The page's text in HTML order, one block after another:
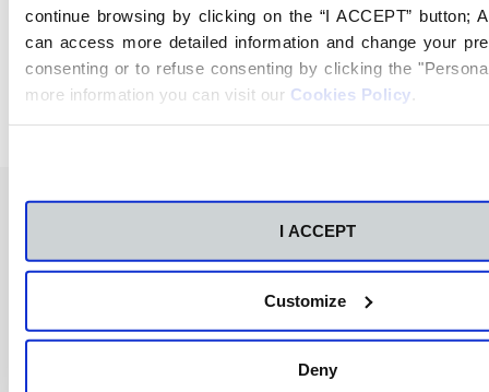
continue browsing by clicking on the “I ACCEPT” button;
can access more detailed information and change your
consenting or to refuse consenting by clicking the
more information you can visit our Cookies Policy
I ACCEPT
Customize
Deny
Coordinador de actividades lúdicas y
educativas.
Preguntas frecuentes
¿Qué requisitos necesito para
acceder a esta formación?